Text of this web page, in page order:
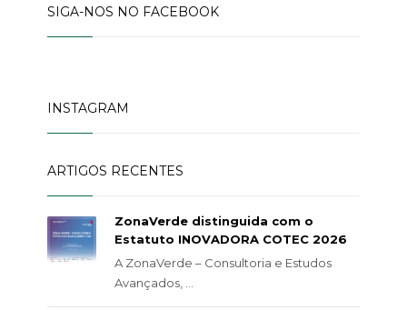
SIGA-NOS NO FACEBOOK
INSTAGRAM
ARTIGOS RECENTES
ZonaVerde distinguida com o
Estatuto INOVADORA COTEC 2026
A ZonaVerde – Consultoria e Estudos
Avançados, ...